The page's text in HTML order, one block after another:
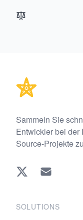
Sammeln Sie
Entwickler bei der
Source-Projekte
Twitter EMAIL
SOLUTIONS